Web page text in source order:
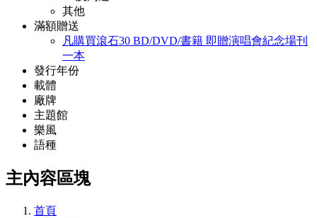
其他
滿額贈送
凡購買滾石30 BD/DVD/書籍 即贈演唱會紀念場刊
一本
發行年份
載體
廠牌
主題館
樂風
語種
主內容區塊
首頁